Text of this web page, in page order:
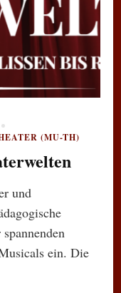
(MU-TH)
und
ein. Die